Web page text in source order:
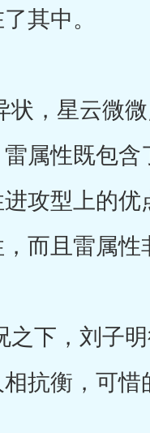
其中。
星云微微
属性既包
攻型上的
而且雷属性
，刘子明
抗衡，可惜